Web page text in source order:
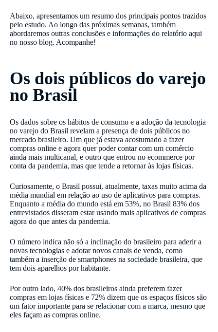
Abaixo, apresentamos um resumo dos principais pontos trazidos
pelo estudo. Ao longo das próximas semanas, também
abordaremos outras conclusões e informações do relatório aqui
no nosso blog. Acompanhe!
Os dois públicos do varejo
no Brasil
Os dados sobre os hábitos de consumo e a adoção da tecnologia
no varejo do Brasil revelam a presença de dois públicos no
mercado brasileiro. Um que já estava acostumado a fazer
compras online e agora quer poder contar com um comércio
ainda mais multicanal, e outro que entrou no ecommerce por
conta da pandemia, mas que tende a retornar às lojas físicas.
Curiosamente, o Brasil possui, atualmente, taxas muito acima da
média mundial em relação ao uso de aplicativos para compras.
Enquanto a média do mundo está em 53%, no Brasil 83% dos
entrevistados disseram estar usando mais aplicativos de compras
agora do que antes da pandemia.
O número indica não só a inclinação do brasileiro para aderir a
novas tecnologias e adotar novos canais de venda, como
também a inserção de smartphones na sociedade brasileira, que
tem dois aparelhos por habitante.
Por outro lado, 40% dos brasileiros ainda preferem fazer
compras em lojas físicas e 72% dizem que os espaços físicos são
um fator importante para se relacionar com a marca, mesmo que
eles façam as compras online.